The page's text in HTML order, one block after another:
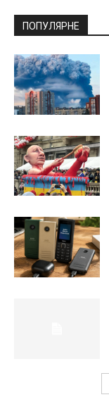
ПОПУЛЯРНЕ